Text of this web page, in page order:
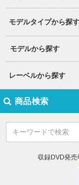
モデルタイプから探す
モデルから探す
レーベルから探す
商品検索
収録DVD発